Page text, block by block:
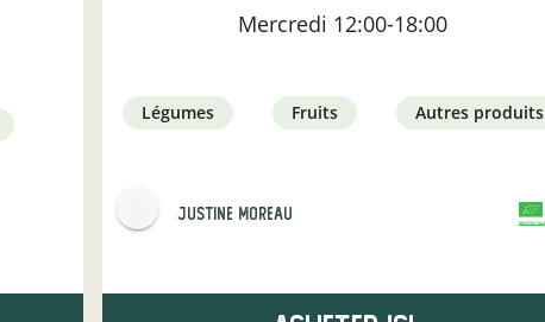
Mercredi 12:00-18:00
légumes fruits autres produits
justine moreau